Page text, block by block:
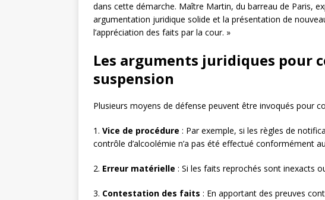
dans cette démarche. Maître Martin, du barreau de Paris,
argumentation juridique solide et la présentation de
l’appréciation des faits par la cour. »
Les arguments juridiques pour
suspension
Plusieurs moyens de défense peuvent être invoqués pour
1. Vice de procédure : Par exemple, si les règles de
contrôle d’alcoolémie n’a pas été effectué conformément
2. Erreur matérielle : Si les faits reprochés sont inexacts
3. Contestation des faits : En apportant des preuves